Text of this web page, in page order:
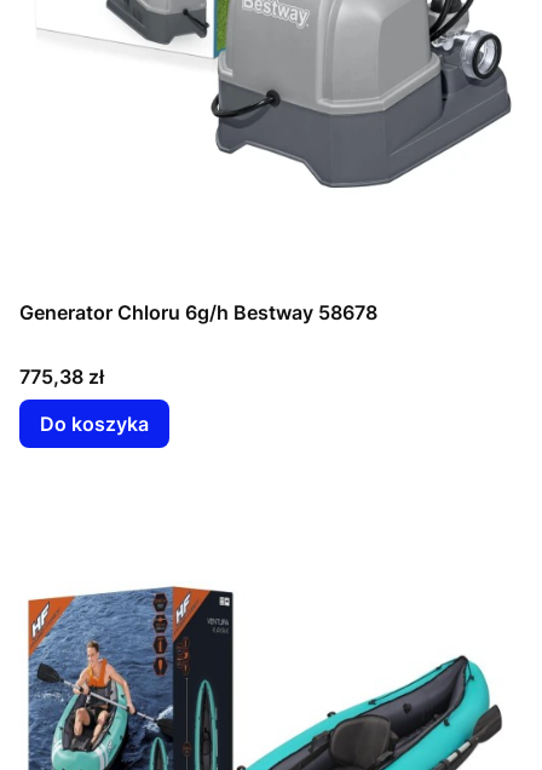
Generator Chloru 6g/h Bestway 58678
Cena
775,38 zł
Do koszyka